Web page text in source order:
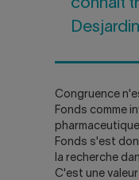
connaît
Congruence
Fonds comme
Fonds s'est
la recherche
C'est une